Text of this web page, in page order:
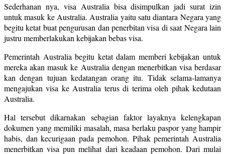
Sederhanan nya, visa Australia bisa disimpulkan jadi surat izin
untuk masuk ke Australia. Australia yaitu satu diantara Negara yang
begitu ketat buat pengurusan dan penerbitan visa di saat Negara lain
justru memberlakukan kebijakan bebas visa.
Pemerintah Australia begitu ketat dalam memberi kebijakan untuk
mereka akan masuk ke Australia dengan menerbitkan visa berdasar
kan dengan tujuan kedatangan orang itu. Tidak selama-lamanya
mengajukan visa ke Australia terus di terima oleh pihak kedutaan
Australia.
Hal tersebut dikarnakan sebagian faktor layaknya kelengkapan
dokumen yang memiliki masalah, masa berlaku paspor yang hampir
habis, dan kecurigaan pada pemohon. Pihak pemerintah Australia
menerbitkan visa pun melihat dari keadaan pemohon. Dari mulai